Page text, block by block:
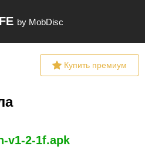
by MobDisc
Купить премиум
v1-2-1f.apk